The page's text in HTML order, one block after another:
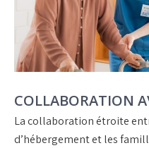
COLLABORATION
La collaboration étroite
d’hébergement et les